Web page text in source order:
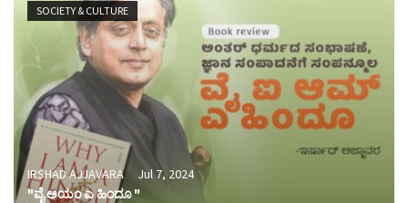
SOCIETY & CULTURE
IRSHAD AJJAVARA
Jul 7, 2024
"ವೈ ಅಯಂ ಎ ಹಿಂದೂ "